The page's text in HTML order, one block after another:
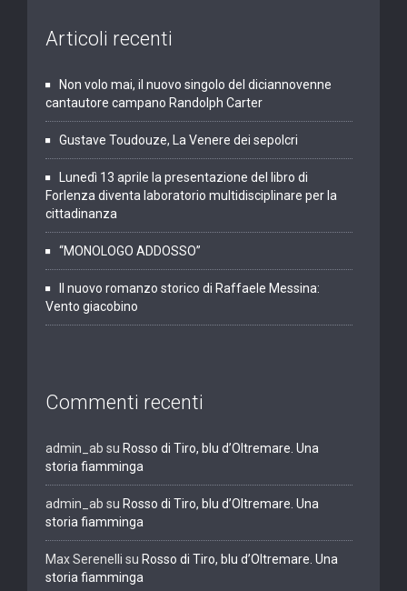
Articoli recenti
Non volo mai, il nuovo singolo del diciannovenne
cantautore campano Randolph Carter
Gustave Toudouze, La Venere dei sepolcri
Lunedì 13 aprile la presentazione del libro di
Forlenza diventa laboratorio multidisciplinare per la
cittadinanza
“MONOLOGO ADDOSSO”
Il nuovo romanzo storico di Raffaele Messina:
Vento giacobino
Commenti recenti
admin_ab su Rosso di Tiro, blu d’Oltremare. Una
storia fiamminga
admin_ab su Rosso di Tiro, blu d’Oltremare. Una
storia fiamminga
Max Serenelli su Rosso di Tiro, blu d’Oltremare. Una
storia fiamminga